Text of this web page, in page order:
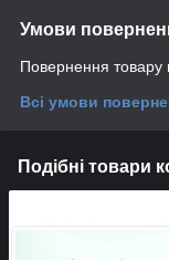
Умови
Повернення товару
Всі умови
Подібні товари